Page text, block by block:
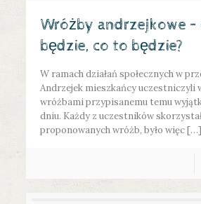
Wróżby andrzejkowe –
będzie, co to będzie?
W ramach działań społecznych w
Andrzejek mieszkańcy uczestniczyli
wróżbami przypisanemu temu
dniu. Każdy z uczestników
proponowanych wróżb, było więc […]